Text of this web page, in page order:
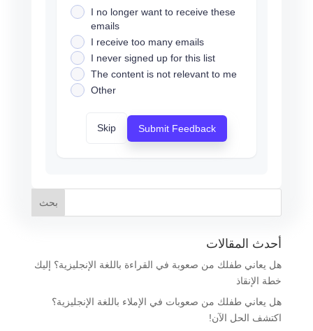
I no longer want to receive these
emails
I receive too many emails
I never signed up for this list
The content is not relevant to me
Other
Submit Feedback
Skip
أحدث المقالات
هل يعاني طفلك من صعوبة في القراءة باللغة الإنجليزية؟ إليك
خطة الإنقاذ
هل يعاني طفلك من صعوبات في الإملاء باللغة الإنجليزية؟
اكتشف الحل الآن!